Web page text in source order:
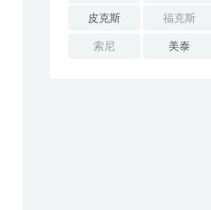
皮克斯 福克斯
索尼 美泰